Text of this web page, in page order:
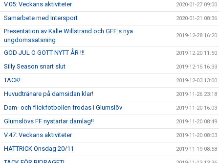
V.05: Veckans aktiviteter 2020-01-27 09:00
Samarbete med Intersport 2020-01-21 08:36
Presentation av Kalle Willstrand och GFF:s nya
ungdomssatsning
2019-12-28 16:20
GOD JUL O GOTT NYTT ÅR !!! 2019-12-20 11:50
Silly Season snart slut 2019-12-15 16:33
TACK! 2019-12-03 13:00
Huvudtränare på damsidan klar! 2019-11-26 23:18
Dam- och flickfotbollen frodas i Glumslöv 2019-11-20 16:03
Glumslövs FF nystartar damlag!! 2019-11-20 08:49
V.47: Veckans aktiviteter 2019-11-20 08:03
HATTRICK Onsdag 20/11 2019-11-19 08:58